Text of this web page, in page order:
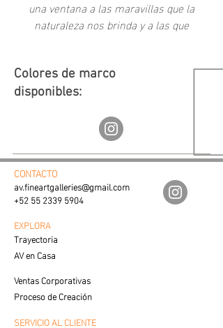
una ventana a las maravillas que la
naturaleza nos brinda y a las que
Colores de marco
disponibles:
CONTACTO
av.fineartgalleries@gmail.com
+52 55 2339 5904
EXPLORA
AV en Casa
Ventas Corporativas
Trayectoria
Proceso de Creación
SERVICIO AL CLIENTE